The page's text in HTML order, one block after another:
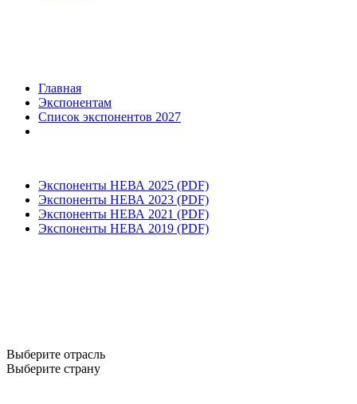
Главная
Экспонентам
Список экспонентов 2027
Экспоненты НЕВА 2025 (PDF)
Экспоненты НЕВА 2023 (PDF)
Экспоненты НЕВА 2021 (PDF)
Экспоненты НЕВА 2019 (PDF)
Выберите отрасль
Выберите страну